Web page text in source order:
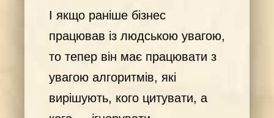
І якщо раніше бізнес
працював із людською увагою,
то тепер він має працювати з
увагою алгоритмів, які
вирішують, кого цитувати, а